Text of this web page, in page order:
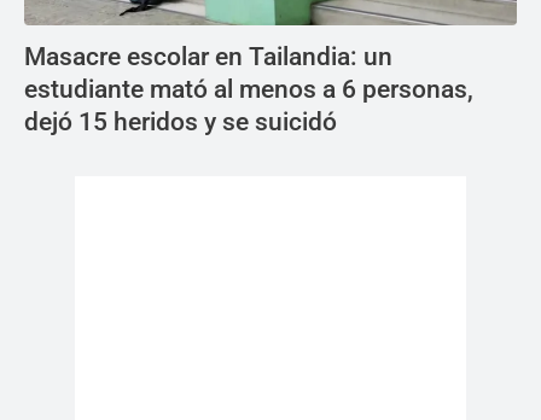
Masacre escolar en Tailandia: un
estudiante mató al menos a 6 personas,
dejó 15 heridos y se suicidó